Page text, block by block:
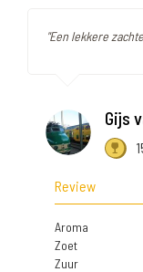
"Een lekkere
Gijs
Review
Aroma
Zoet
Zuur